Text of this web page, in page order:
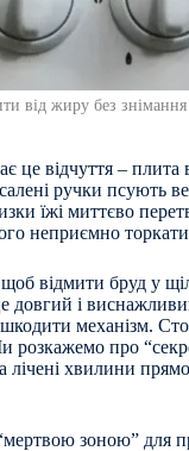
від жиру без
це відчуття – плита
ручки псують
їжі миттєво
неприємно
щоб відмити бруд у
довгий і
механізм.
розкажемо про
лічені хвилини
зоною” для